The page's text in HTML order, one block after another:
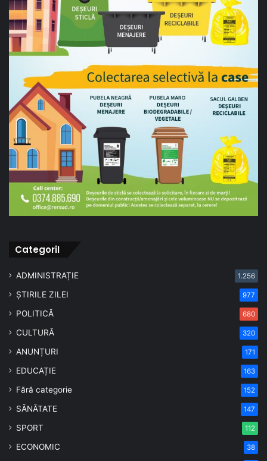
CategoriI
ADMINISTRAȚIE 1.256
ȘTIRILE ZILEI 977
POLITICĂ 680
CULTURĂ 320
ANUNȚURI 171
EDUCAȚIE 163
Fără categorie 152
SĂNĂTATE 147
SPORT 112
ECONOMIC 38